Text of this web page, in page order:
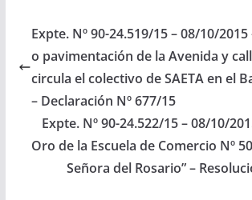
Argentina, que se
llevará a cabo el día 23
de septiembre del…
Expte. Nº 90-24.519/15 – 08/10/
o pavimentación de la Avenida y
circula el colectivo de SAETA en el
– Declaración Nº 677/15
Expte. Nº 90-24.522/15 – 08/10/
Oro de la Escuela de Comercio Nº
Señora del Rosario” –